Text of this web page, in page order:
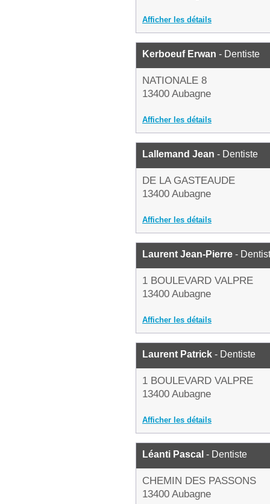
Afficher les détails
Kerboeuf Erwan - Dentiste
NATIONALE 8
13400 Aubagne
Afficher les détails
Lallemand Jean - Dentiste
DE LA GASTEAUDE
13400 Aubagne
Afficher les détails
Laurent Jean-Pierre -
1 BOULEVARD VALPRE
13400 Aubagne
Afficher les détails
Laurent Patrick - Dentiste
1 BOULEVARD VALPRE
13400 Aubagne
Afficher les détails
Léanti Pascal - Dentiste
CHEMIN DES PASSONS
13400 Aubagne